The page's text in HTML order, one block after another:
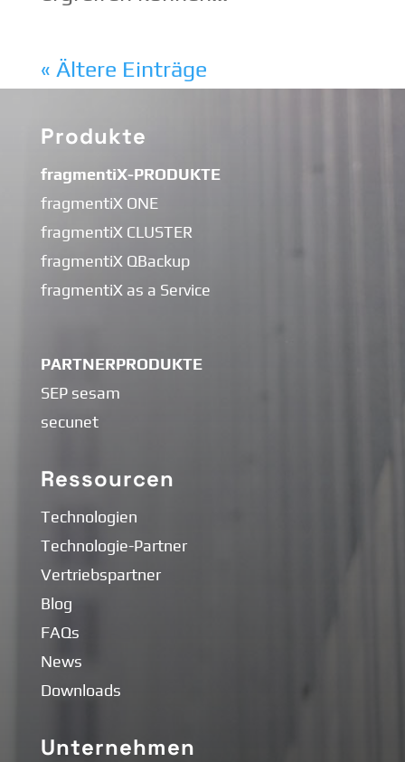
« Ältere Einträge
Produkte
fragmentiX-PRODUKTE
fragmentiX ONE
fragmentiX CLUSTER
fragmentiX QBackup
fragmentiX as a Service
PARTNERPRODUKTE
SEP sesam
secunet
Ressourcen
Technologien
Technologie-Partner
Vertriebspartner
Blog
FAQs
News
Downloads
Unternehmen